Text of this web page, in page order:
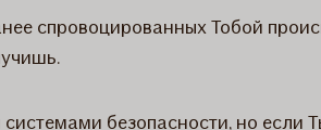
спровоцированных Тобой
безопасности, но если